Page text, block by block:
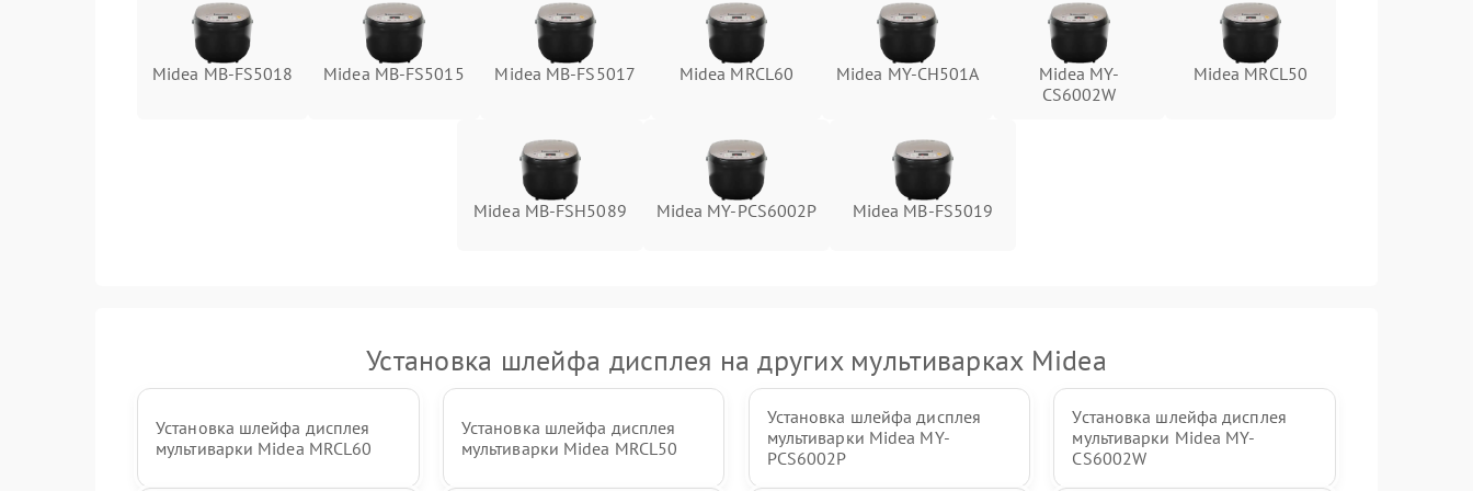
Midea MB-FS5018 Midea MB-FS5015 Midea MB-FS5017 Midea MRCL60 Midea MY-CH501A
Midea MY-
CS6002W
Midea MRCL50
Midea MB-FSH5089 Midea MY-PCS6002P Midea MB-FS5019
Установка шлейфа дисплея на других мультиварках Midea
Установка шлейфа дисплея
мультиварки Midea MRCL60
Установка шлейфа дисплея
мультиварки Midea MRCL50
Установка шлейфа дисплея
мультиварки Midea MY-
PCS6002P
Установка шлейфа дисплея
мультиварки Midea MY-
CS6002W